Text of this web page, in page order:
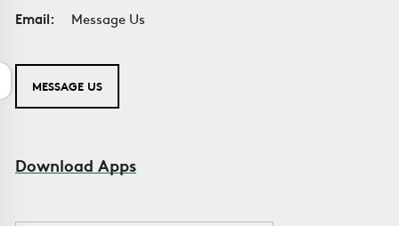
Email:
Message Us
MESSAGE US
Download Apps